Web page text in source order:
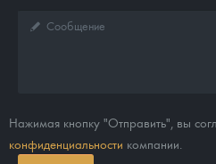
Нажимая кнопку "Отправить", вы
конфиденциальности компании.